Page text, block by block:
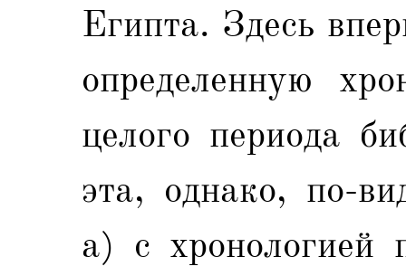
Египта. Здесь
определенную
целого периода
эта, однако, по-
а) с хронологией